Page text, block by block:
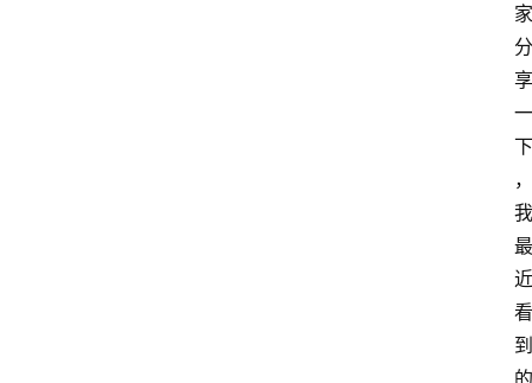
家
分
享
一
下
，
我
最
近
看
到
的